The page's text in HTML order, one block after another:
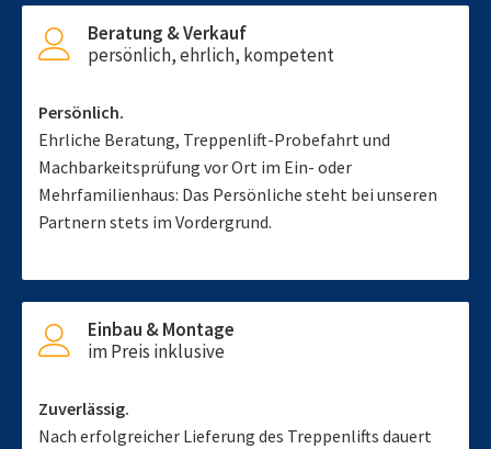
Beratung & Verkauf
persönlich, ehrlich, kompetent
Persönlich.
Ehrliche Beratung, Treppenlift-Probefahrt und
Machbarkeitsprüfung vor Ort im Ein- oder
Mehrfamilienhaus: Das Persönliche steht bei unseren
Partnern stets im Vordergrund.
Einbau & Montage
im Preis inklusive
Zuverlässig.
Nach erfolgreicher Lieferung des Treppenlifts dauert